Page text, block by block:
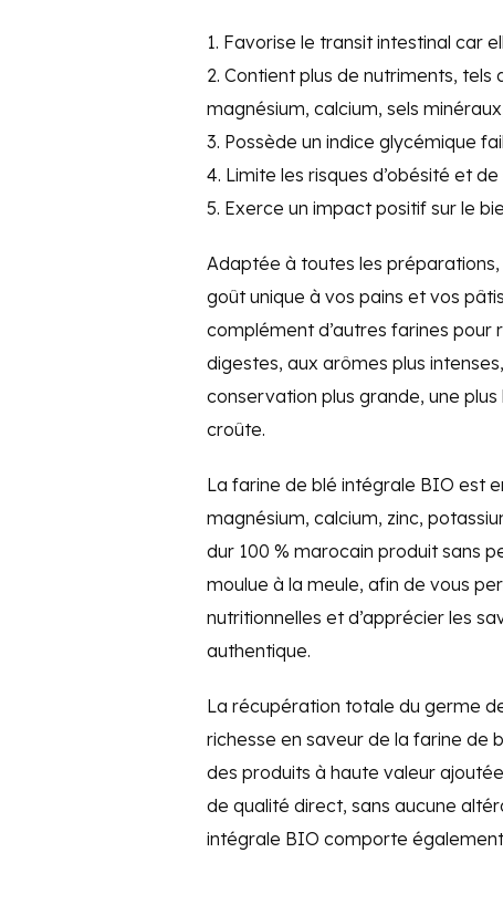
1. Favorise le transit intestinal car
2. Contient plus de nutriments, tels
magnésium, calcium, sels
3. Possède un indice glycémique
4. Limite les risques d’obésité et de
5. Exerce un impact positif sur le
Adaptée à toutes les
goût unique à vos pains et vos
complément d’autres farines pour
digestes, aux arômes plus
conservation plus grande, une
croûte.
La farine de blé intégrale BIO est
magnésium, calcium, zinc,
dur 100 % marocain produit sans
moulue à la meule, afin de vous
nutritionnelles et d’apprécier les
authentique.
La récupération totale du germe
richesse en saveur de la farine de
des produits à haute valeur
de qualité direct, sans aucune
intégrale BIO comporte